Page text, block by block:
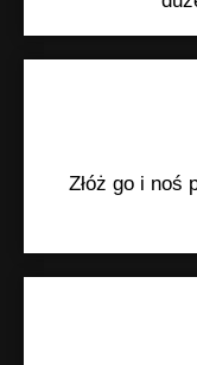
Złóż go i noś